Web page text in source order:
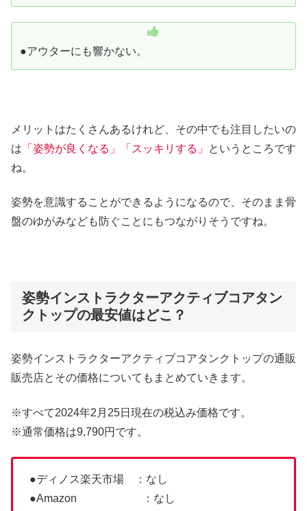
●アウターにも響かない。
メリットはたくさんあるけれど、その中でも注目したいの
は 「姿勢が良くなる」「スッキリする」
というところです
ね。
姿勢を意識することができるようになるので、そのまま骨
盤のゆがみなども防ぐことにもつながりそうですね。
姿勢インストラクターアクティブコアタン
クトップの最安値はどこ？
姿勢インストラクターアクティブコアタンクトップの通販
販売店とその価格についてもまとめていきます。
※すべて2024年2月25日現在の税込み価格です。
※通常価格は9,790円です。
●ディノス楽天市場 ：なし
●Amazon ：なし